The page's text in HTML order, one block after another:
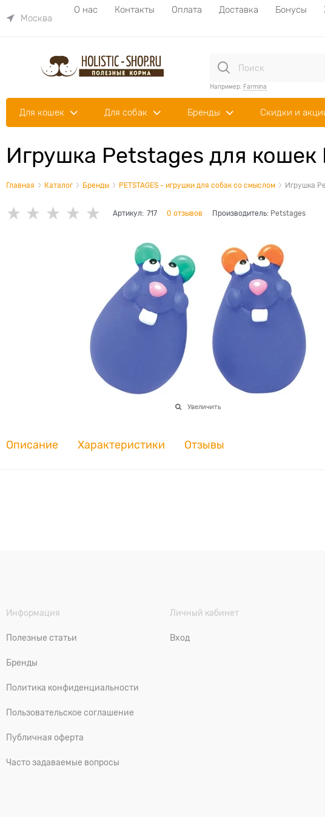
Москва
О нас Контакты Оплата Доставка Бонусы
Например: Farmina
Для кошек Для собак Бренды Скидки и
Игрушка Petstages для
Главная Каталог Бренды PETSTAGES - игрушки для собак со смыслом Игрушка
Артикул: 717 0 отзывов Производитель: Petstages
Увеличить
Описание Характеристики Отзывы
Информация
Полезные статьи
Бренды
Политика конфиденциальности
Пользовательское соглашение
Публичная оферта
Часто задаваемые вопросы
Личный кабинет
Вход